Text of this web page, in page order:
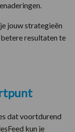
jouw strategieën
resultaten te
dat voortdurend
kun je